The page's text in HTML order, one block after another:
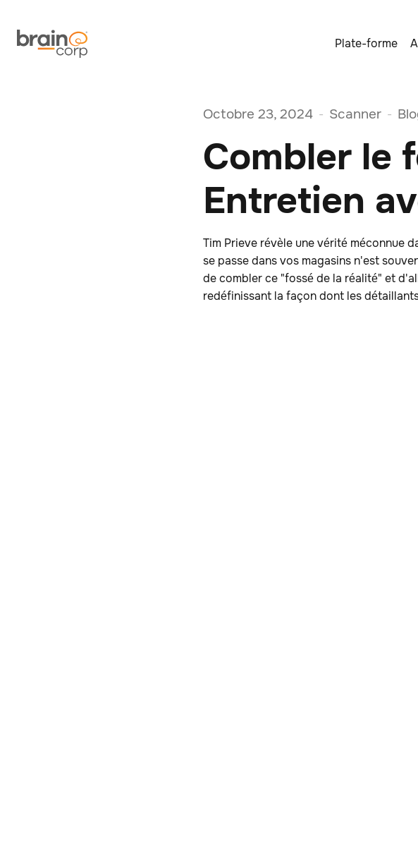
Plate-forme
Octobre 23, 2024 - Scanner -
Combler le
Entretien
Tim Prieve révèle une vérité méconnue
se passe dans vos magasins n'est
de combler ce "fossé de la réalité" et
redéfinissant la façon dont les